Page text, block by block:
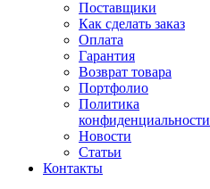
Поставщики
Как сделать заказ
Оплата
Гарантия
Возврат товара
Портфолио
Политика
конфиденциальности
Новости
Статьи
Контакты